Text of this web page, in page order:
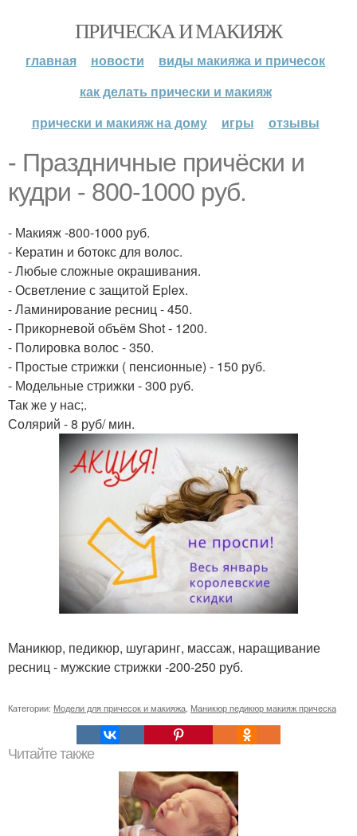
ПРИЧЕСКА И МАКИЯЖ
главная новости
виды макияжа и причесок
как делать прически и макияж
прически и макияж на дому
игры отзывы
- Праздничные причёски и
кудри - 800-1000 руб.
- Макияж -800-1000 руб.
- Кератин и ботокс для волос.
- Любые сложные окрашивания.
- Осветление с защитой Eplex.
- Ламинирование ресниц - 450.
- Прикорневой объём Shot - 1200.
- Полировка волос - 350.
- Простые стрижки ( пенсионные) - 150 руб.
- Модельные стрижки - 300 руб.
Так же у нас;.
Солярий - 8 руб/ мин.
Маникюр, педикюр, шугаринг, массаж, наращивание
ресниц - мужские стрижки -200-250 руб.
Категории: Модели для причесок и макияжа Маникюр педикюр макияж прическа
Читайте также